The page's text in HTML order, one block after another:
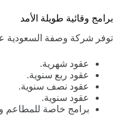
برامج وقائية طويلة الأمد
توفر شركة وصفة السعودية
عقود شهرية.
عقود ربع سنوية.
عقود نصف سنوية.
عقود سنوية.
برامج خاصة للمطاعم